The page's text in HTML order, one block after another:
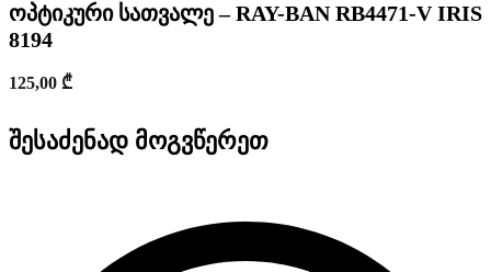
ოპტიკური სათვალე – RAY-BAN RB4471-V IRIS
8194
125,00 ₾
შესაძენად მოგვწერეთ